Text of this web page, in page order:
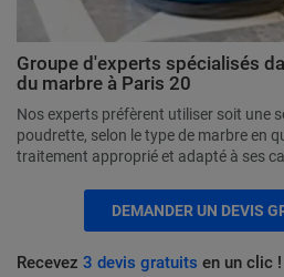
Groupe d'experts spécialisés
du marbre à Paris 20
Nos experts préfèrent utiliser soit une
poudrette, selon le type de marbre en
traitement approprié et adapté à ses
DEMANDER UN DEVIS
Recevez 3 devis gratuits en un clic !